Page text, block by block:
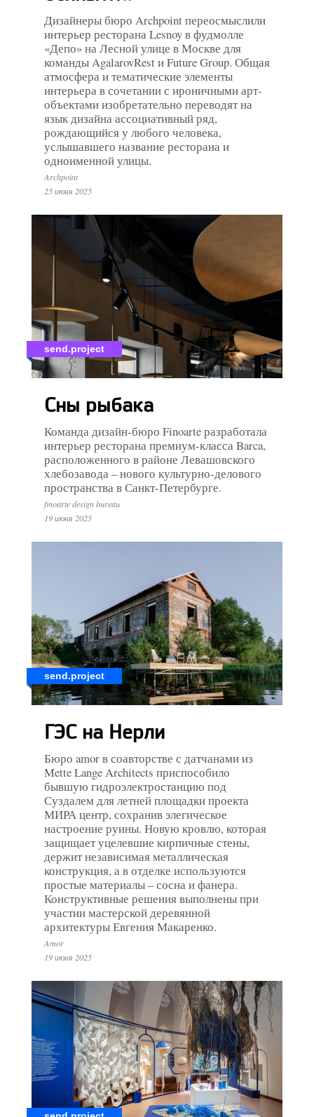
Дизайнеры бюро Archpoint переосмыслили
интерьер ресторана Lesnoy в фудмолле
«Депо» на Лесной улице в Москве для
команды AgalarovRest и Future Group. Общая
атмосфера и тематические элементы
интерьера в сочетании с ироничными арт-
объектами изобретательно переводят на
язык дизайна ассоциативный ряд,
рождающийся у любого человека,
услышавшего название ресторана и
одноименной улицы.
Archpoint
25 июня 2025
send.project
Сны рыбака
Команда дизайн-бюро Finoarte разработала
интерьер ресторана премиум-класса Barca,
расположенного в районе Левашовского
хлебозавода – нового культурно-делового
пространства в Санкт-Петербурге.
finoarte design bureau
19 июня 2025
send.project
ГЭС на Нерли
Бюро amor в соавторстве с датчанами из
Mette Lange Architects приспособило
бывшую гидроэлектростанцию под
Суздалем для летней площадки проекта
МИРА центр, сохранив элегическое
настроение руины. Новую кровлю, которая
защищает уцелевшие кирпичные стены,
держит независимая металлическая
конструкция, а в отделке используются
простые материалы – сосна и фанера.
Конструктивные решения выполнены при
участии мастерской деревянной
архитектуры Евгения Макаренко.
Amor
19 июня 2025